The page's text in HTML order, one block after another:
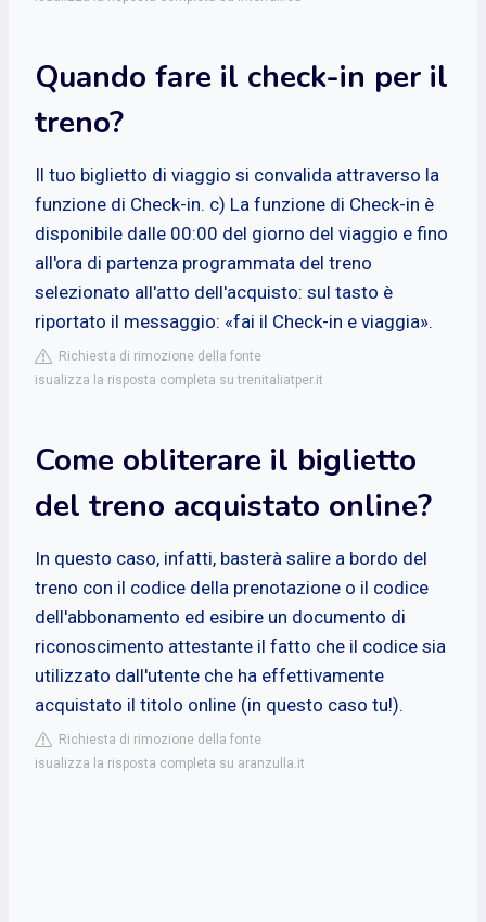
Quando fare il check-in per il
treno?
Il tuo biglietto di viaggio si convalida attraverso la
funzione di Check-in. c) La funzione di Check-in è
disponibile dalle 00:00 del giorno del viaggio e fino
all'ora di partenza programmata del treno
selezionato all'atto dell'acquisto: sul tasto è
riportato il messaggio: «fai il Check-in e viaggia».
Richiesta di rimozione della fonte
isualizza la risposta completa su trenitaliatper.it
Come obliterare il biglietto
del treno acquistato online?
In questo caso, infatti, basterà salire a bordo del
treno con il codice della prenotazione o il codice
dell'abbonamento ed esibire un documento di
riconoscimento attestante il fatto che il codice sia
utilizzato dall'utente che ha effettivamente
acquistato il titolo online (in questo caso tu!).
Richiesta di rimozione della fonte
isualizza la risposta completa su aranzulla.it